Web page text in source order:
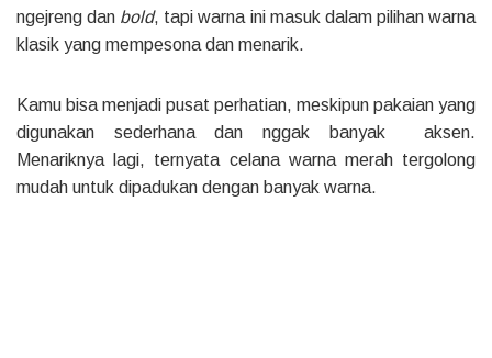
ngejreng dan bold, tapi warna ini masuk dalam pilihan warna
klasik yang mempesona dan menarik.
Kamu bisa menjadi pusat perhatian, meskipun pakaian yang
digunakan sederhana dan nggak banyak aksen.
Menariknya lagi, ternyata celana warna merah tergolong
mudah untuk dipadukan dengan banyak warna.